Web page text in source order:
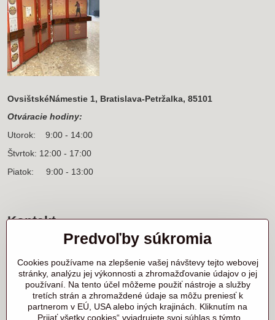
OvsištskéNámestie 1, Bratislava-Petržalka, 85101
Otváracie hodiny:
Utorok: 9:00 - 14:00
Štvrtok: 12:00 - 17:00
Piatok: 9:00 - 13:00
Kontakt
Sídlo firmy a korešpondenčná adresa
Ľanová 31
900 25 Chorvátsky Grob
+421 905 818 702 p. Marek Nerád
+421 910 919 130 p. Michal Horník
+421 910 298 457 showroom
Predvoľby súkromia
Cookies používame na zlepšenie vašej návštevy tejto webovej
stránky, analýzu jej výkonnosti a zhromažďovanie údajov o jej
používaní. Na tento účel môžeme použiť nástroje a služby
tretích strán a zhromaždené údaje sa môžu preniesť k
partnerom v EÚ, USA alebo iných krajinách. Kliknutím na
„Prijať všetky cookies“ vyjadrujete svoj súhlas s týmto